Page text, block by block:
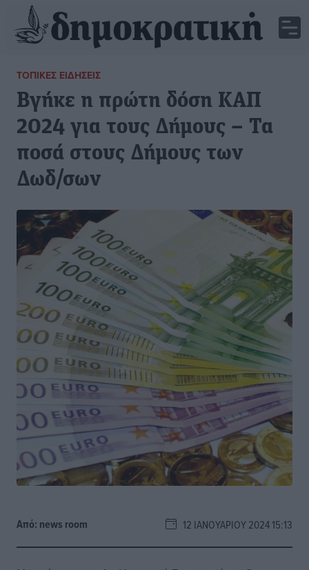
ΤΟΠΙΚΈΣ ΕΙΔΉΣΕΙΣ
Βγήκε η πρώτη δόση ΚΑΠ
2024 για τους Δήμους – Τα
ποσά στους Δήμους των
Δωδ/σων
Από: news room 12 ΙΑΝΟΥΑΡΊΟΥ 2024 15:13